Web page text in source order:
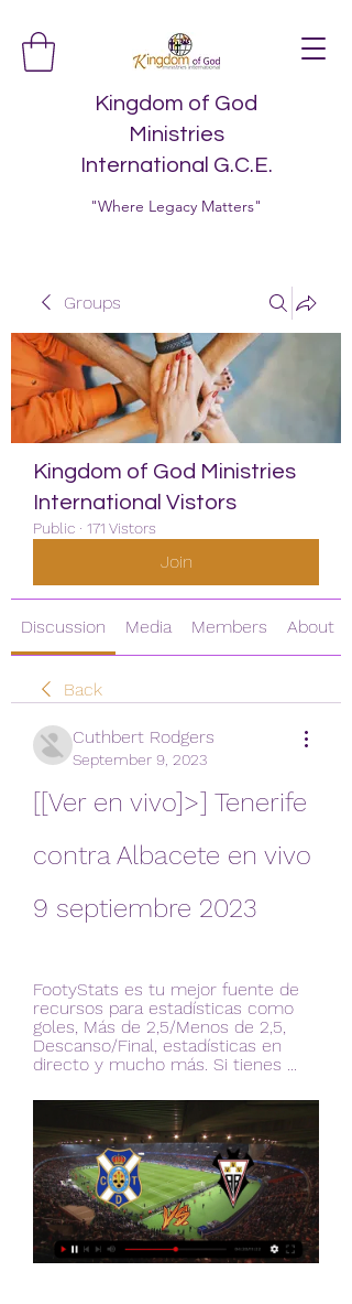
Kingdom of God
Ministries
International G.C.E.
"Where Legacy Matters"
Groups
Kingdom of God Ministries
International Vistors
Public · 171 Vistors
Join
Discussion Media Members About
Back
Cuthbert Rodgers
September 9, 2023
[[Ver en vivo]>] Tenerife
contra Albacete en vivo
9 septiembre 2023
FootyStats es tu mejor fuente de
recursos para estadísticas como
goles, Más de 2,5/Menos de 2,5,
Descanso/Final, estadísticas en
directo y mucho más. Si tienes ...